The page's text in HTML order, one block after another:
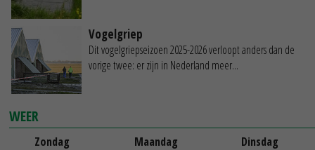
Vogelgriep
Dit vogelgriepseizoen 2025-2026 verloopt anders dan de
vorige twee: er zijn in Nederland meer...
WEER
Zondag Maandag Dinsdag